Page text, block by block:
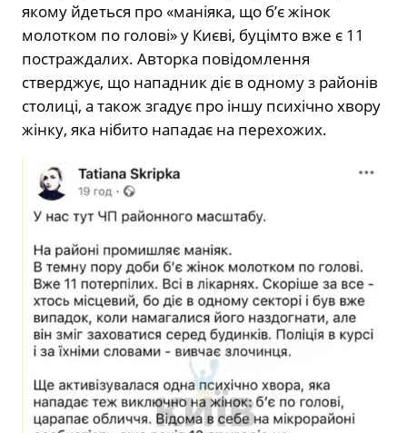
якому йдеться про «маніяка, що б’є жінок
молотком по голові» у Києві, буцімто вже є 11
постраждалих. Авторка повідомлення
стверджує, що нападник діє в одному з районів
столиці, а також згадує про іншу психічно хвору
жінку, яка нібито нападає на перехожих.